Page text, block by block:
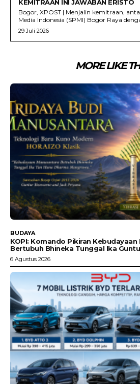
KEMITRAAN INI JAWABAN ERISTO
Bogor, XPOST | Menjalin kemitraan,
Media Indonesia (SPMI) Bogor Raya
29 Juli 2026
MORE LIKE
BUDAYA
KOPI: Komando Pikiran Kebudayaan
Bertubuh Bhineka Tunggal Ika
6 Agustus 2026